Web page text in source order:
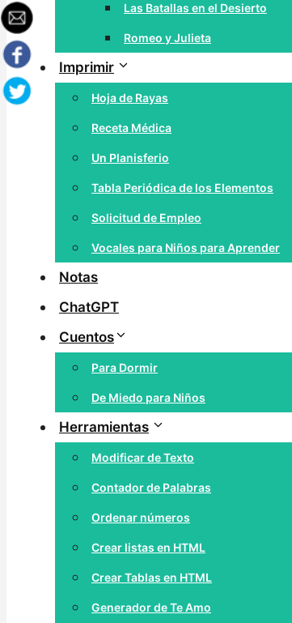
Las Batallas en el Desierto
Romeo y Julieta
Imprimir
Hoja de Rayas
Receta Médica
Un Planisferio
Tabla Periódica de los Elementos
Solicitud de Empleo
Vocales para Niños para Aprender
Notas
ChatGPT
Cuentos
Para Dormir
De Miedo para Niños
Herramientas
Modificar de Texto
Contador de Palabras
Ordenar números
Crear listas en HTML
Crear Tablas en HTML
Generador de Te Amo